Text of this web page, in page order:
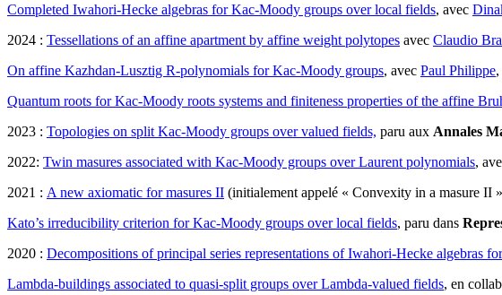
Completed Iwahori-Hecke algebras for Kac-Moody groups over local fields, avec
2024 : Tessellations of an affine apartment by affine weight polytopes avec Claudio
On affine Kazhdan-Lusztig R-polynomials for Kac-Moody groups, avec Paul Philippe
Quantum roots for Kac-Moody roots systems and finiteness properties of the affine
2023 : Topologies on split Kac-Moody groups over valued fields, paru aux Annales
2022: Twin masures associated with Kac-Moody groups over Laurent polynomials,
2021 : A new axiomatic for masures II (initialement appelé « Convexity in a masure II
Kato’s irreducibility criterion for Kac-Moody groups over local fields, paru dans
2020 : Decompositions of principal series representations of Iwahori-Hecke algebras
Lambda-buildings associated to quasi-split groups over Lambda-valued fields, en